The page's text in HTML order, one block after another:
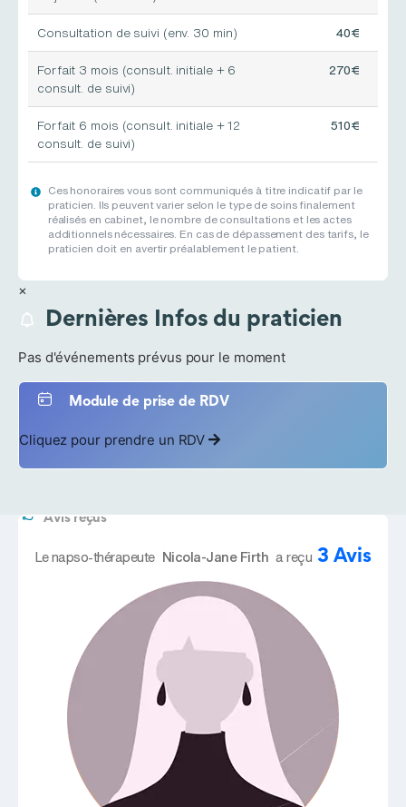
Consultation de suivi (env. 30 min) 40€
Forfait 3 mois (consult. initiale + 6
consult. de suivi)
270€
Forfait 6 mois (consult. initiale + 12
consult. de suivi)
510€
Ces honoraires vous sont communiqués à titre indicatif par le
praticien. Ils peuvent varier selon le type de soins finalement
réalisés en cabinet, le nombre de consultations et les actes
additionnels nécessaires. En cas de dépassement des tarifs, le
praticien doit en avertir préalablement le patient.
×
Dernières Infos du praticien
Pas d'événements prévus pour le moment
Module de prise de RDV
Cliquez pour prendre un RDV
Avis reçus
Le napso-thérapeute Nicola-Jane Firth a reçu 3 Avis